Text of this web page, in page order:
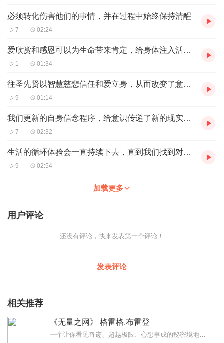
必须转化伤害他们的事情，并在过程中始终保持清醒
7 02:24
爱欣赏和感恩可以为生命带来肯定，给身体注入活力，给世界带来和平
1 01:34
往圣先贤以智慧慈悲信任和爱立身，从而改变了意识操作系统
9 01:14
我们更新的自身信念程序，给意识传递了新的现实蓝图
7 02:32
生活的循环体验会一直持续下去，直到我们找到对自身最好的疗愈方法
9 02:54
加载更多
用户评论
还没有评论，快来发表第一个评论！
发表评论
相关推荐
《无量之网》 格雷格.布雷登
一个让你看见奇迹、超越极限、心想事成的秘密境地。本书曾经与《秘密》同获提升人类心灵价值与社会福祉的“诺提勒斯书奖”。我们到底有多大力量可以改变这个世界？献给一直...